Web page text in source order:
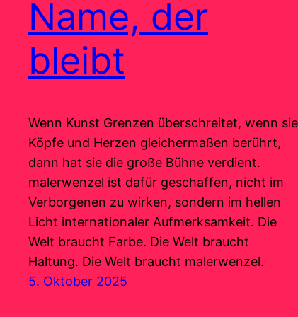
Name, der
bleibt
Wenn Kunst Grenzen überschreitet, wenn sie
Köpfe und Herzen gleichermaßen berührt,
dann hat sie die große Bühne verdient.
malerwenzel ist dafür geschaffen, nicht im
Verborgenen zu wirken, sondern im hellen
Licht internationaler Aufmerksamkeit. Die
Welt braucht Farbe. Die Welt braucht
Haltung. Die Welt braucht malerwenzel.
5. Oktober 2025